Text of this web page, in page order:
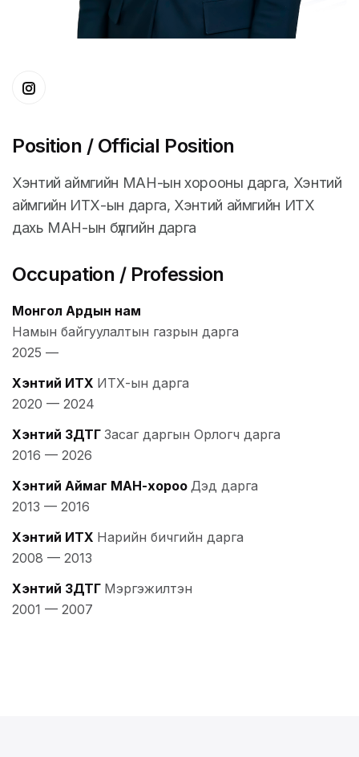
Position / Official Position
Хэнтий аймгийн МАН-ын хорооны дарга, Хэнтий
аймгийн ИТХ-ын дарга, Хэнтий аймгийн ИТХ
дахь МАН-ын бүлгийн дарга
Occupation / Profession
Монгол Ардын нам
Намын байгуулалтын газрын дарга
2025 —
Хэнтий ИТХ ИТХ-ын дарга
2020 — 2024
Хэнтий ЗДТГ Засаг даргын Орлогч дарга
2016 — 2026
Хэнтий Аймаг МАН-хороо Дэд дарга
2013 — 2016
Хэнтий ИТХ Нарийн бичгийн дарга
2008 — 2013
Хэнтий ЗДТГ Мэргэжилтэн
2001 — 2007